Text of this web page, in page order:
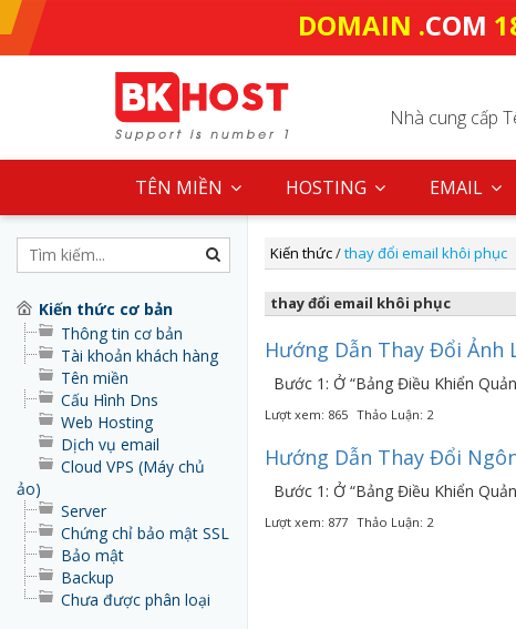
DOMAIN .COM
Nhà cung cấp
TÊN MIỀN HOSTING EMAIL
Kiến thức cơ bản
Thông tin cơ bản
Tài khoản khách hàng
Tên miền
Cấu Hình Dns
Web Hosting
Dịch vụ email
Cloud VPS (Máy chủ
ảo)
Server
Chứng chỉ bảo mật SSL
Bảo mật
Backup
Chưa được phân loại
Kiến thức/thay đổi email khôi phục
thay đổi email khôi phục
Hướng Dẫn Thay Đổi Ảnh
Bước 1: Ở “Bảng Điều Khiển
Lượt xem: 865 Thảo Luận: 2
Hướng Dẫn Thay Đổi
Bước 1: Ở “Bảng Điều Khiển
Lượt xem: 877 Thảo Luận: 2